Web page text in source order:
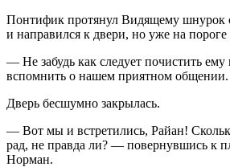
Понтифик протянул Видящему шнурок
и направился к двери, но уже на пороге
— Не забудь как следует почистить
вспомнить о нашем приятном общении.
Дверь бесшумно закрылась.
— Вот мы и встретились, Райан!
рад, не правда ли? — повернувшись к
Норман.